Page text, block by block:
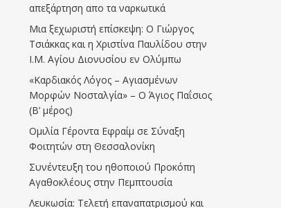
απεξάρτηση απο τα ναρκωτικά
Μια ξεχωριστή επίσκεψη: Ο Γιώργος
Τσιάκκας και η Χριστίνα Παυλίδου στην
Ι.Μ. Αγίου Διονυσίου εν Ολύμπω
«Καρδιακός Λόγος – Αγιασμένων
Μορφών Νοσταλγία» – Ο Άγιος Παΐσιος
(Β’ μέρος)
Ομιλία Γέροντα Εφραίμ σε Σύναξη
Φοιτητών στη Θεσσαλονίκη
Συνέντευξη του ηθοποιού Προκόπη
Αγαθοκλέους στην Πεμπτουσία
Λευκωσία: Τελετή επαναπατρισμού και